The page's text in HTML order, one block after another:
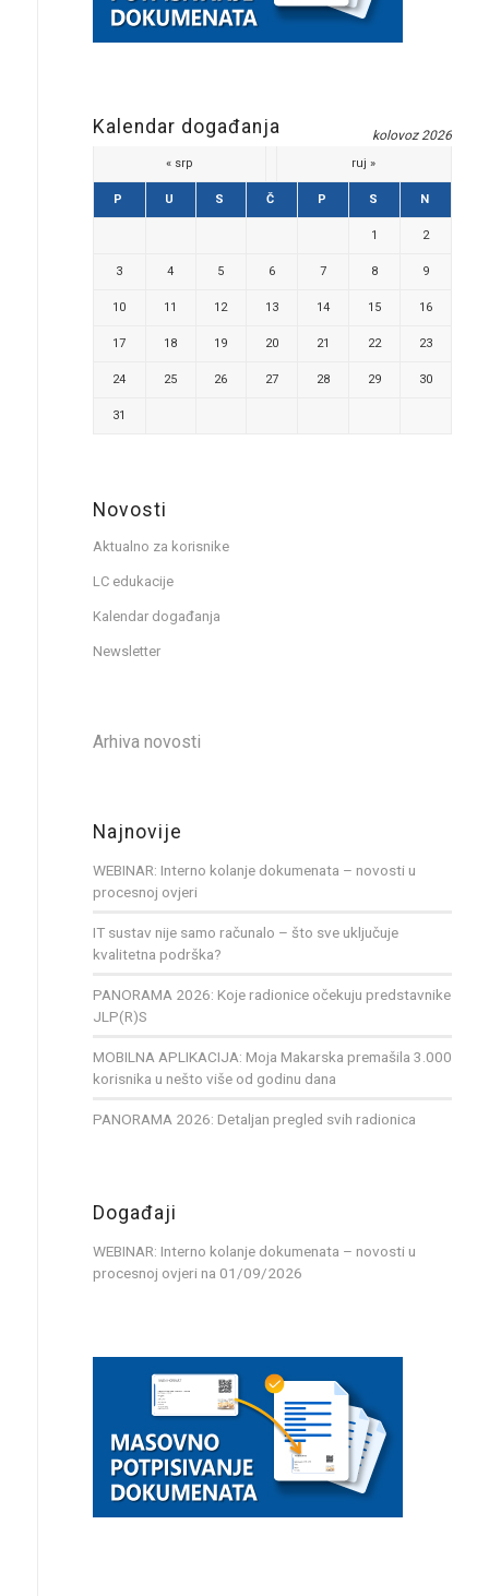
Kalendar događanja kolovoz 2026
P U S Č P S N
1 2
3 4 5 6 7 8 9
10 11 12 13 14 15 16
17 18 19 20 21 22 23
24 25 26 27 28 29 30
31
« srp ruj »
Novosti
Aktualno za korisnike
LC edukacije
Kalendar događanja
Newsletter
Arhiva novosti
Najnovije
WEBINAR: Interno kolanje dokumenata – novosti u
procesnoj ovjeri
IT sustav nije samo računalo – što sve uključuje
kvalitetna podrška?
PANORAMA 2026: Koje radionice očekuju predstavnike
JLP(R)S
MOBILNA APLIKACIJA: Moja Makarska premašila 3.000
korisnika u nešto više od godinu dana
PANORAMA 2026: Detaljan pregled svih radionica
Događaji
WEBINAR: Interno kolanje dokumenata – novosti u
procesnoj ovjeri na 01/09/2026